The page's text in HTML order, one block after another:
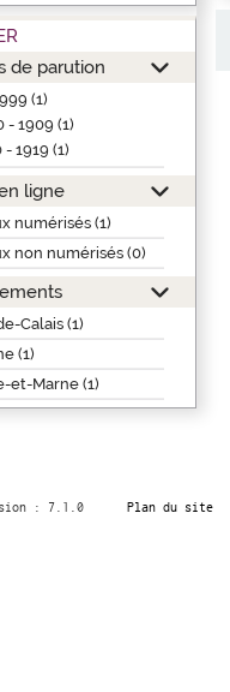
de parution
(1)
- 1909 (1)
- 1919 (1)
ligne
numérisés (1)
non numérisés (0)
Calais (1)
(1)
et-Marne (1)
: 7.1.0 Plan du site